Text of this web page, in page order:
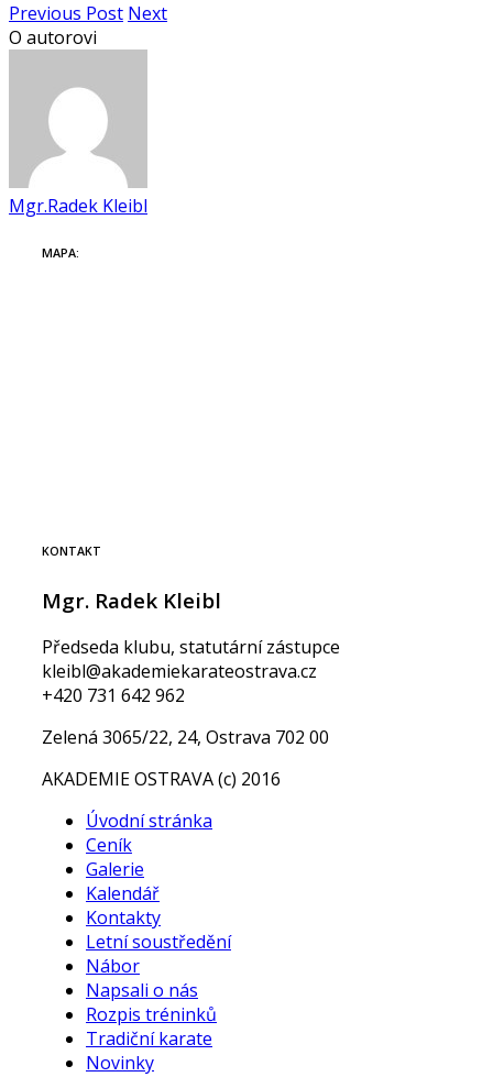
Previous Post Next
O autorovi
Mgr.Radek Kleibl
MAPA:
KONTAKT
Mgr. Radek Kleibl
Předseda klubu, statutární zástupce
kleibl@akademiekarateostrava.cz
+420 731 642 962
Zelená 3065/22, 24, Ostrava 702 00
AKADEMIE OSTRAVA (c) 2016
Úvodní stránka
Ceník
Galerie
Kalendář
Kontakty
Letní soustředění
Nábor
Napsali o nás
Rozpis tréninků
Tradiční karate
Novinky